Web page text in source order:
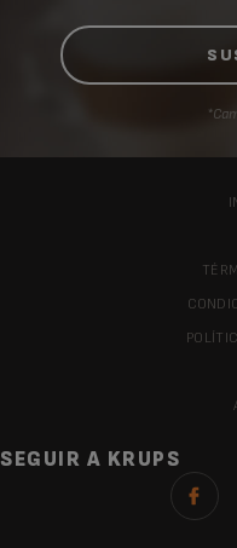
SEGUIR A KRUPS